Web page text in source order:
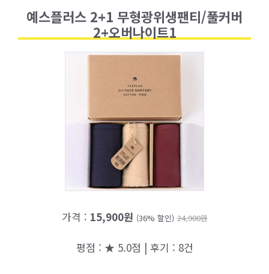
예스플러스 2+1 무형광위생팬티/풀커버
2+오버나이트1
가격 : 15,900원 (36% 할인) 24,900원
평점 : ★ 5.0점 | 후기 : 8건